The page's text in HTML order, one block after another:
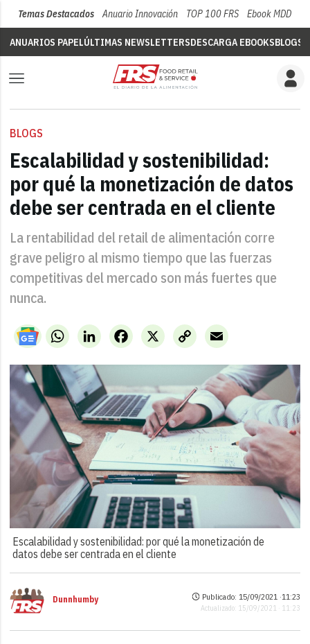
Temas Destacados Anuario Innovación TOP 100 FRS Ebook MDD
ANUARIOS PAPELÚLTIMAS NEWSLETTERSDESCARGA EBOOKSBLOGS
BLOGS
Escalabilidad y sostenibilidad:
por qué la monetización de datos
debe ser centrada en el cliente
La rentabilidad del retail de alimentación corre
grave peligro al mismo tiempo que las fuerzas
competitivas del mercado son más fuertes que
nunca.
WhatsAppLinkedIn X
Facebook
Copy
Link
Email
Escalabilidad y sostenibilidad: por qué la monetización de
datos debe ser centrada en el cliente
Dunnhumby Publicado: 15/09/2021 ·11:23
Actualizado: 15/09/2021 · 11:23